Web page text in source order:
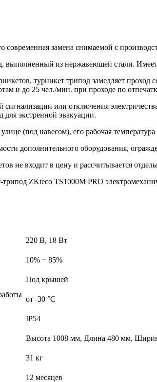
замена снимаемой с
выполненный из нержавеющей стали.
турникет трипод замедляет проход
и до 25 чел./мин. при проходе по
или отключения
для экстренной эвакуации.
(под навесом), его рабочая температура
дополнительного оборудования,
не входит в цену и рассчитывается
ZKteco TS1000М PRO
220 В, 18 Вт
10% − 85%
Под крышей
от -30 °С
IP54
Высота 1008 мм, Длина 480 мм,
31 кг
12 месяцев